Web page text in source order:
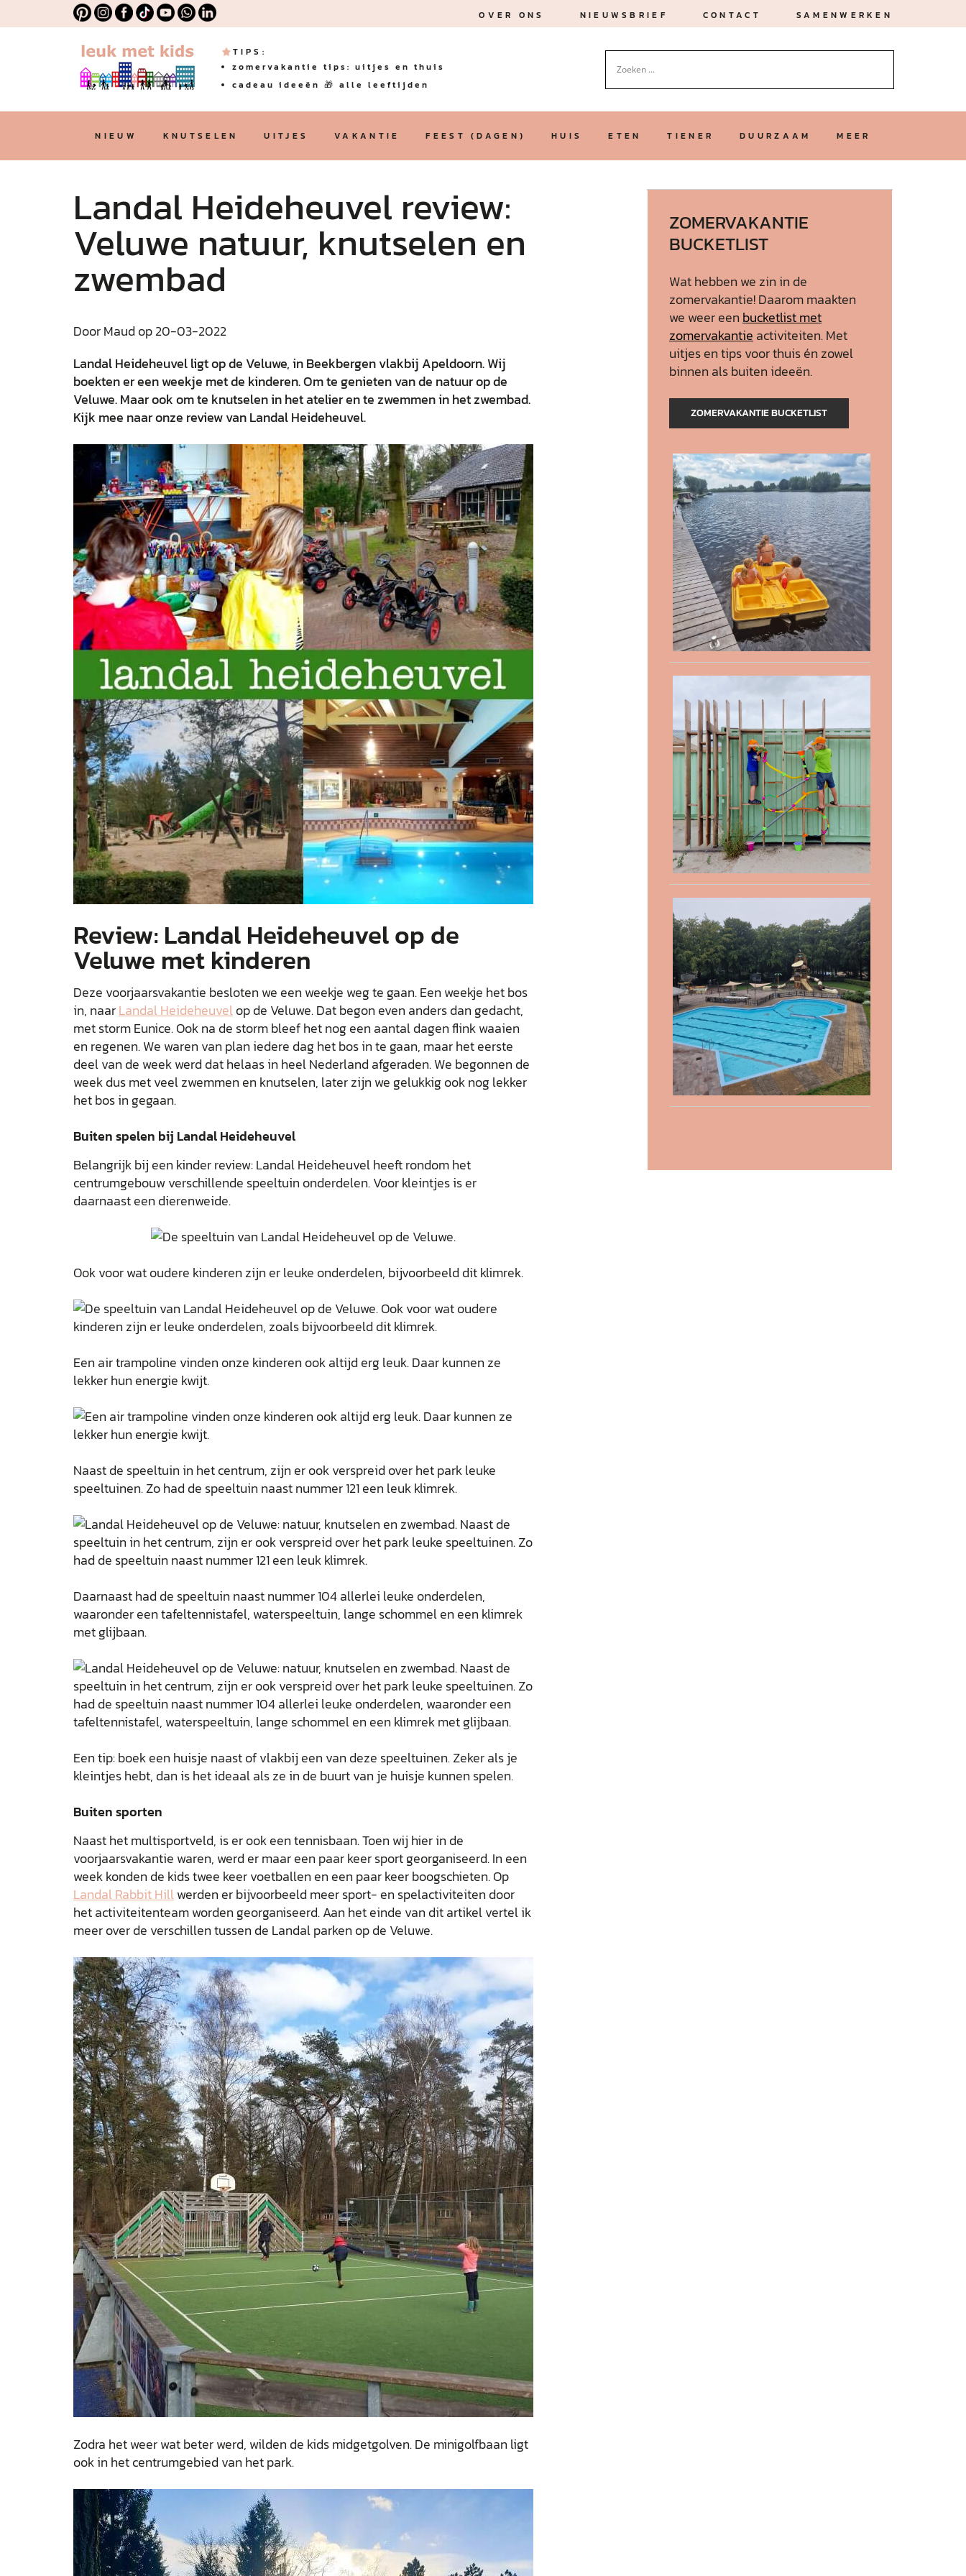
OVER ONS NIEUWSBRIEF CONTACT SAMENWERKEN
TIPS:
zomervakantie tips: uitjes en thuis
cadeau ideeën 🎁 alle leeftijden
NIEUW KNUTSELEN UITJES VAKANTIE FEEST (DAGEN) HUIS ETEN TIENER DUURZAAM MEER
Landal Heideheuvel review:
Veluwe natuur, knutselen en
zwembad
Door Maud op 20-03-2022
Landal Heideheuvel ligt op de Veluwe, in Beekbergen vlakbij Apeldoorn. Wij
boekten er een weekje met de kinderen. Om te genieten van de natuur op de
Veluwe. Maar ook om te knutselen in het atelier en te zwemmen in het zwembad.
Kijk mee naar onze review van Landal Heideheuvel.
Review: Landal Heideheuvel op de
Veluwe met kinderen
Deze voorjaarsvakantie besloten we een weekje weg te gaan. Een weekje het bos
in, naarLandal Heideheuvelop de Veluwe. Dat begon even anders dan gedacht,
met storm Eunice. Ook na de storm bleef het nog een aantal dagen flink waaien
en regenen. We waren van plan iedere dag het bos in te gaan, maar het eerste
deel van de week werd dat helaas in heel Nederland afgeraden. We begonnen de
week dus met veel zwemmen en knutselen, later zijn we gelukkig ook nog lekker
het bos in gegaan.
Buiten spelen bij Landal Heideheuvel
Belangrijk bij een kinder review: Landal Heideheuvel heeft rondom het
centrumgebouw verschillende speeltuin onderdelen. Voor kleintjes is er
daarnaast een dierenweide.
Ook voor wat oudere kinderen zijn er leuke onderdelen, bijvoorbeeld dit klimrek.
Een air trampoline vinden onze kinderen ook altijd erg leuk. Daar kunnen ze
lekker hun energie kwijt.
Naast de speeltuin in het centrum, zijn er ook verspreid over het park leuke
speeltuinen. Zo had de speeltuin naast nummer 121 een leuk klimrek.
Daarnaast had de speeltuin naast nummer 104 allerlei leuke onderdelen,
waaronder een tafeltennistafel, waterspeeltuin, lange schommel en een klimrek
met glijbaan.
Een tip: boek een huisje naast of vlakbij een van deze speeltuinen. Zeker als je
kleintjes hebt, dan is het ideaal als ze in de buurt van je huisje kunnen spelen.
Buiten sporten
Naast het multisportveld, is er ook een tennisbaan. Toen wij hier in de
voorjaarsvakantie waren, werd er maar een paar keer sport georganiseerd. In een
week konden de kids twee keer voetballen en een paar keer boogschieten. Op
Landal Rabbit Hillwerden er bijvoorbeeld meer sport- en spelactiviteiten door
het activiteitenteam worden georganiseerd. Aan het einde van dit artikel vertel ik
meer over de verschillen tussen de Landal parken op de Veluwe.
Zodra het weer wat beter werd, wilden de kids midgetgolven. De minigolfbaan ligt
ook in het centrumgebied van het park.
ZOMERVAKANTIE
BUCKETLIST
Wat hebben we zin in de
zomervakantie! Daarom maakten
we weer een bucketlist met
zomervakantie activiteiten. Met
uitjes en tips voor thuis én zowel
binnen als buiten ideeën.
ZOMERVAKANTIE BUCKETLIST